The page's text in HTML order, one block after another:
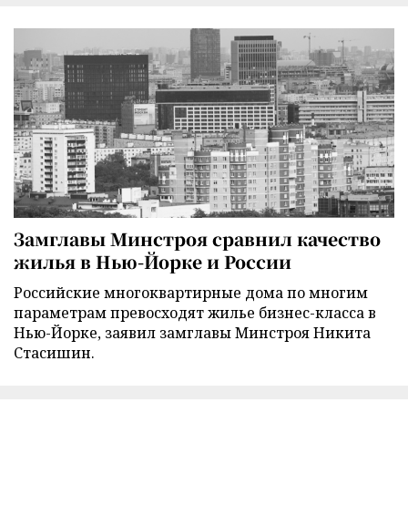
Замглавы Минстроя сравнил качество
жилья в Нью-Йорке и России
Российские многоквартирные дома по многим
параметрам превосходят жилье бизнес-класса в
Нью-Йорке, заявил замглавы Минстроя Никита
Стасишин.